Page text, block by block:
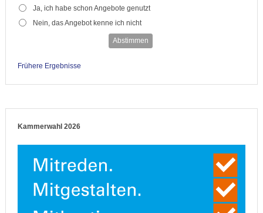
Ja, ich habe schon Angebote genutzt
Nein, das Angebot kenne ich nicht
Abstimmen
Frühere Ergebnisse
Kammerwahl 2026